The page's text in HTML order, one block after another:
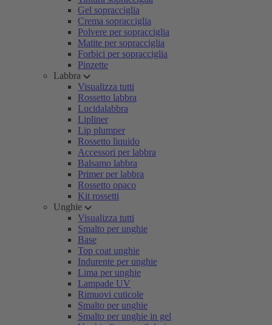
Gel sopracciglia
Crema sopracciglia
Polvere per sopracciglia
Matite per sopracciglia
Forbici per sopracciglia
Pinzette
Labbra
Visualizza tutti
Rossetto labbra
Lucidalabbra
Lipliner
Lip plumper
Rossetto liquido
Accessori per labbra
Balsamo labbra
Primer per labbra
Rossetto opaco
Kit rossetti
Unghie
Visualizza tutti
Smalto per unghie
Base
Top coat unghie
Indurente per unghie
Lima per unghie
Lampade UV
Rimuovi cuticole
Smalto per unghie
Smalto per unghie in gel